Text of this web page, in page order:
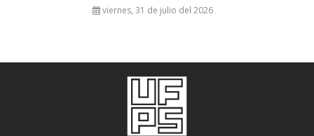
viernes, 31 de julio del 2026